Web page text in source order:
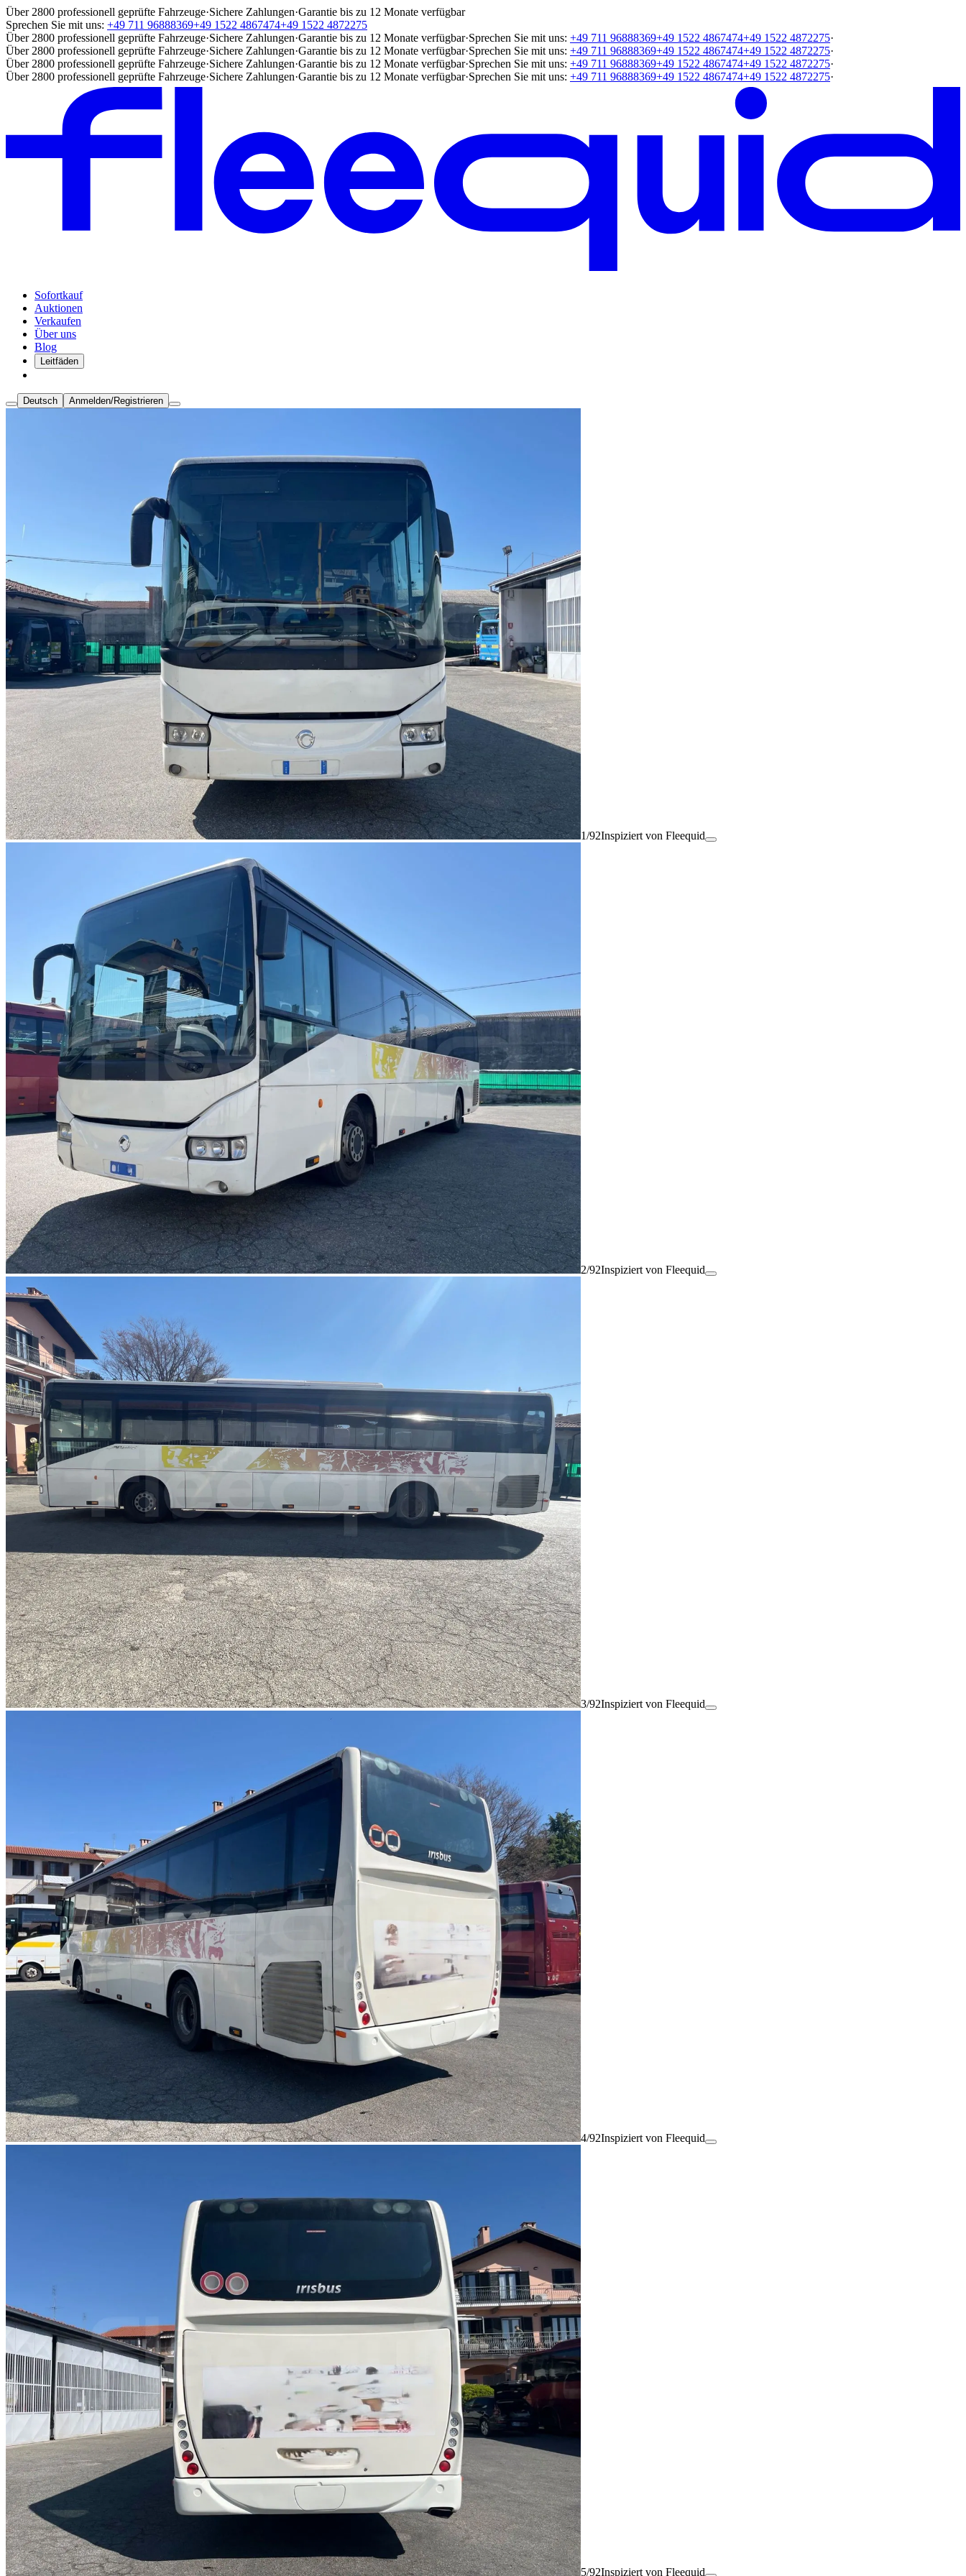
Über 2800 professionell geprüfte Fahrzeuge·Sichere Zahlungen·Garantie bis zu 12 Monate verfügbar
Sprechen Sie mit uns: +49 711 96888369+49 1522 4867474+49 1522 4872275
Über 2800 professionell geprüfte Fahrzeuge·Sichere Zahlungen·Garantie bis zu 12 Monate verfügbar·Sprechen Sie mit uns: +49 711 96888369+49 1522 4867474+49 1522 4872275·
Über 2800 professionell geprüfte Fahrzeuge·Sichere Zahlungen·Garantie bis zu 12 Monate verfügbar·Sprechen Sie mit uns: +49 711 96888369+49 1522 4867474+49 1522 4872275·
Über 2800 professionell geprüfte Fahrzeuge·Sichere Zahlungen·Garantie bis zu 12 Monate verfügbar·Sprechen Sie mit uns: +49 711 96888369+49 1522 4867474+49 1522 4872275·
Über 2800 professionell geprüfte Fahrzeuge·Sichere Zahlungen·Garantie bis zu 12 Monate verfügbar·Sprechen Sie mit uns: +49 711 96888369+49 1522 4867474+49 1522 4872275·
Sofortkauf
Auktionen
Verkaufen
Über uns
Blog
Leitfäden
Deutsch Anmelden/Registrieren
1/92Inspiziert von Fleequid
2/92Inspiziert von Fleequid
3/92Inspiziert von Fleequid
4/92Inspiziert von Fleequid
5/92Inspiziert von Fleequid